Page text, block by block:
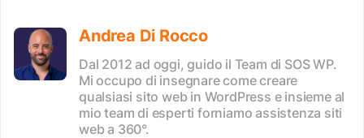
Andrea Di Rocco
Dal 2012 ad oggi, guido il Team di SOS WP.
Mi occupo di insegnare come creare
qualsiasi sito web in WordPress e insieme al
mio team di esperti forniamo assistenza siti
web a 360°.